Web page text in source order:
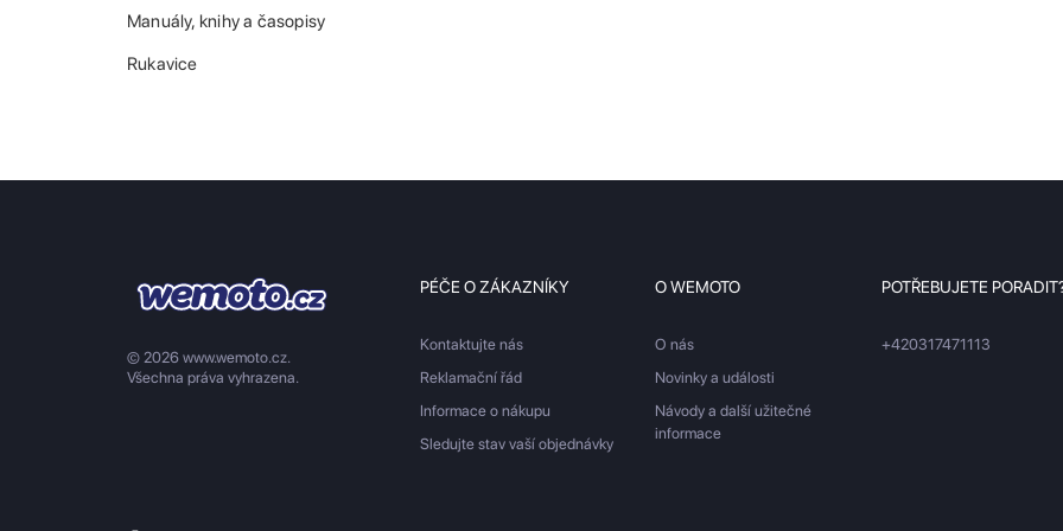
Manuály, knihy a časopisy
Rukavice
© 2026 www.wemoto.cz.
Všechna práva vyhrazena.
PÉČE O ZÁKAZNÍKY
Kontaktujte nás
Reklamační řád
Informace o nákupu
Sledujte stav vaší objednávky
O WEMOTO
O nás
Novinky a události
Návody a další užitečné
informace
POTŘEBUJETE
+420317471113